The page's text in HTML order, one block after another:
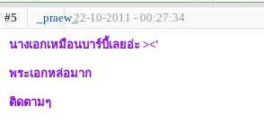
#5 _praew_22-10-2011 - 00:27:34
นางเอกเหมือนบาร์บี้เลยอ่ะ ><'
พระเอกหล่อมาก
ติดตามๆ